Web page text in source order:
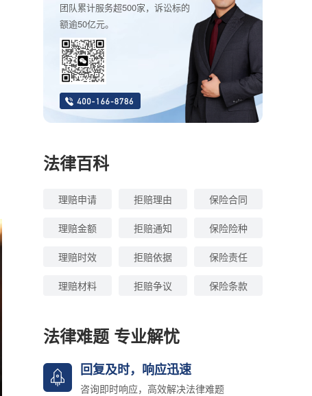
团队累计服务超500家，诉讼标的
额逾50亿元。
法律百科
理赔申请 拒赔理由 保险合同
理赔金额 拒赔通知 保险险种
理赔时效 拒赔依据 保险责任
理赔材料 拒赔争议 保险条款
法律难题 专业解忧
回复及时，响应迅速
咨询即时响应，高效解决法律难题